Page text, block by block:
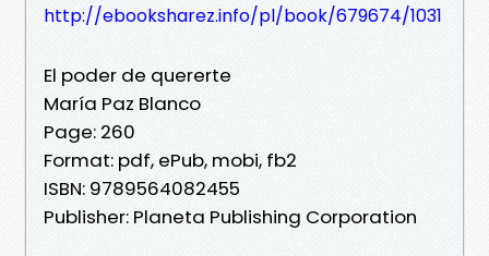
http://ebooksharez.info/pl/book/679674/1031
El poder de quererte
María Paz Blanco
Page: 260
Format: pdf, ePub, mobi, fb2
ISBN: 9789564082455
Publisher: Planeta Publishing Corporation